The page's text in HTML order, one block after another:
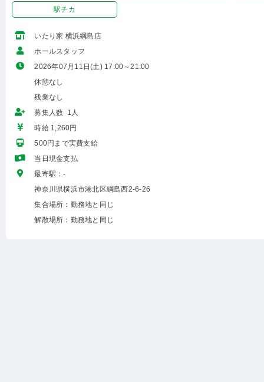
駅チカ
いたり家 横浜綱島店
ホールスタッフ
2026年07月11日(土) 17:00～21:00
休憩なし
残業なし
募集人数 1人
時給 1,260円
500円まで実費支給
当日現金支払
最寄駅：-
神奈川県横浜市港北区綱島西2-6-26
集合場所：勤務地と同じ
解散場所：勤務地と同じ